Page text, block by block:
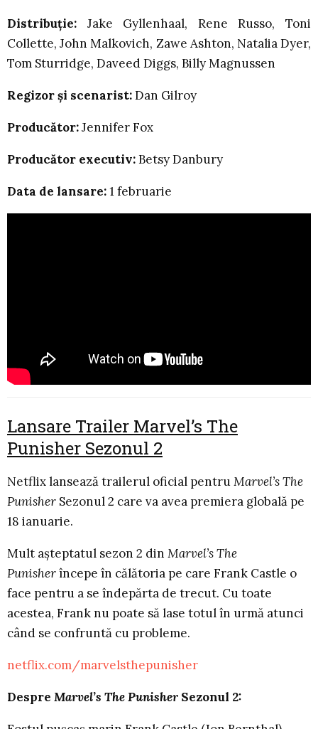
Distribuție: Jake Gyllenhaal, Rene Russo, Toni
Collette, John Malkovich, Zawe Ashton, Natalia Dyer,
Tom Sturridge, Daveed Diggs, Billy Magnussen
Regizor și scenarist:Dan Gilroy
Producător:Jennifer Fox
Producător executiv:Betsy Danbury
Data de lansare:1 februarie
Lansare Trailer Marvel’s The
Punisher Sezonul 2
Netflix lansează trailerul oficial pentruMarvel’s The
Punisher Sezonul 2 care va avea premiera globală pe
18 ianuarie.
Mult așteptatul sezon 2 din Marvel’s The
Punisherîncepe în călătoria pe care Frank Castle o
face pentru a se îndepărta de trecut. Cu toate
acestea, Frank nu poate să lase totul în urmă atunci
când se confruntă cu probleme.
netflix.com/marvelsthepunisher
Despre Marvel’s The Punisher Sezonul 2: